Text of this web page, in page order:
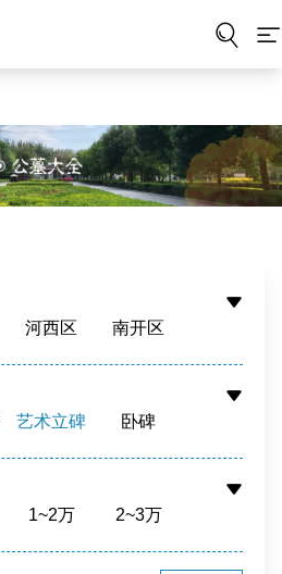
河西区
南开区
宁河区
武清区
艺术立碑
卧碑
1~2万
2~3万